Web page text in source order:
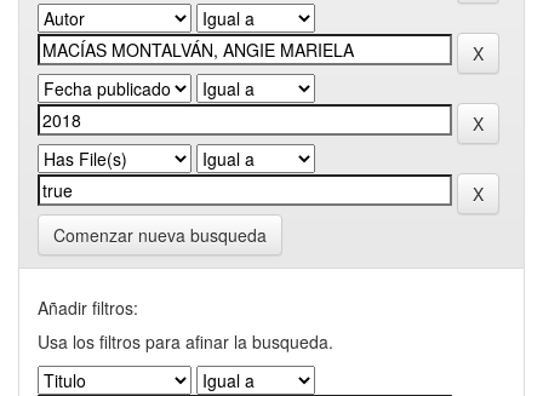
Comenzar nueva busqueda
Añadir filtros:
Usa los filtros para afinar la busqueda.